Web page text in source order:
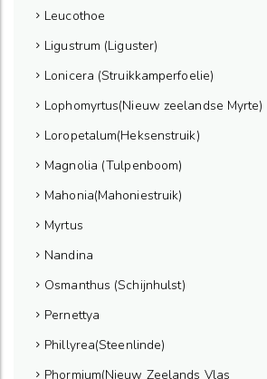
Leucothoe
Ligustrum (Liguster)
Lonicera (Struikkamperfoelie)
Lophomyrtus(Nieuw zeelandse Myrte)
Loropetalum(Heksenstruik)
Magnolia (Tulpenboom)
Mahonia(Mahoniestruik)
Myrtus
Nandina
Osmanthus (Schijnhulst)
Pernettya
Phillyrea(Steenlinde)
Phormium(Nieuw Zeelands Vlas